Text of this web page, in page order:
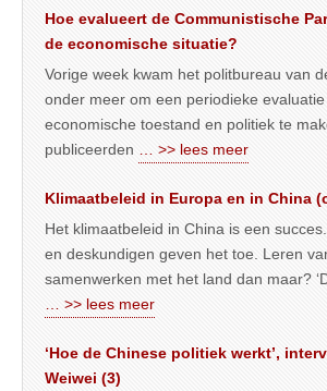
Hoe evalueert de Communistische
de economische situatie?
Vorige week kwam het politbureau van
onder meer om een periodieke
economische toestand en politiek te
publiceerden
… >> lees meer
Klimaatbeleid in Europa en in China
Het klimaatbeleid in China is een
en deskundigen geven het toe. Leren
samenwerken met het land dan maar?
… >> lees meer
‘Hoe de Chinese politiek werkt’,
Weiwei (3)